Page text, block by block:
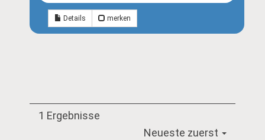
Details merken
1 Ergebnisse
Neueste zuerst